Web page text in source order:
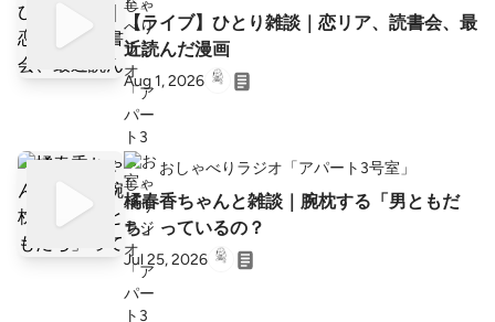
ト3号室・夜のアパート3号室 https://note.co
m/cute_borage795 ●自分の本・ZINEをつく
る会 https://community.camp-fire.jp/project
s/view/842911
【ライブ】ひとり雑談｜恋リア、読書会、最
近読んだ漫画
Aug 1, 2026
おしゃべりラジオ「アパート3号室」
橘春香ちゃんと雑談｜腕枕する「男ともだ
ち」っているの？
Jul 25, 2026